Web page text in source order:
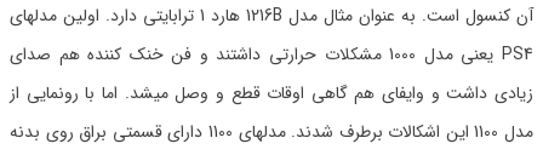
آن کنسول است. به عنوان مثال مدل 1216B هارد 1 ترابایتی دارد. اولین مدلهای
PS4 یعنی مدل 1000 مشکلات حرارتی داشتند و فن خنک کننده هم صدای
زیادی داشت و وایفای هم گاهی اوقات قطع و وصل میشد. اما با رونمایی از
مدل 1100 این اشکالات برطرف شدند. مدلهای 1100 دارای قسمتی براق روی بدنه